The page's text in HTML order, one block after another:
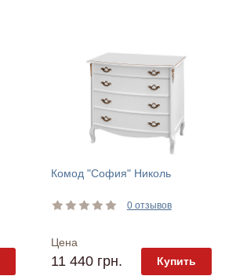
Комод "София" Николь
0 отзывов
Цена
11 440 грн. Купить